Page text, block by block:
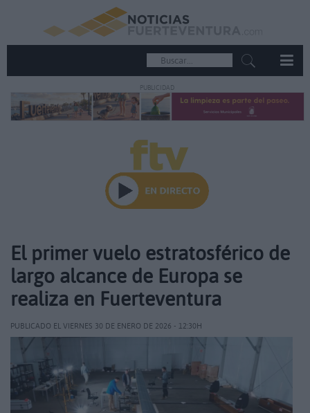
PUBLICIDAD
El primer vuelo estratosférico de
largo alcance de Europa se
realiza en Fuerteventura
PUBLICADO EL VIERNES 30 DE ENERO DE 2026 - 12:30H